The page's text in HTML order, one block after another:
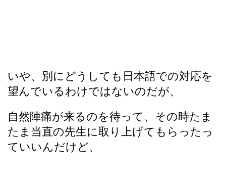
いや、別にどうしても日本語での対応を
望んでいるわけではないのだが、
自然陣痛が来るのを待って、その時たま
たま当直の先生に取り上げてもらったっ
ていいんだけど、